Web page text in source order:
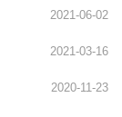
2021-06-02
2021-03-16
2020-11-23